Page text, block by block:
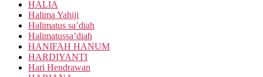
HALIA
Halima Yahiji
Halimatus sa’diah
Halimatussa’diah
HANIFAH HANUM
HARDIYANTI
Hari Hendrawan